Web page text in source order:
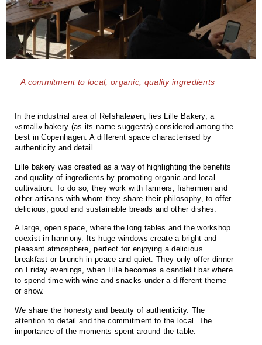
A commitment to local, organic, quality ingredients
In the industrial area of Refshaleøen, lies Lille Bakery, a
«small» bakery (as its name suggests) considered among the
best in Copenhagen. A different space characterised by
authenticity and detail.
Lille bakery was created as a way of highlighting the benefits
and quality of ingredients by promoting organic and local
cultivation. To do so, they work with farmers, fishermen and
other artisans with whom they share their philosophy, to offer
delicious, good and sustainable breads and other dishes.
A large, open space, where the long tables and the workshop
coexist in harmony. Its huge windows create a bright and
pleasant atmosphere, perfect for enjoying a delicious
breakfast or brunch in peace and quiet. They only offer dinner
on Friday evenings, when Lille becomes a candlelit bar where
to spend time with wine and snacks under a different theme
or show.
We share the honesty and beauty of authenticity. The
attention to detail and the commitment to the local. The
importance of the moments spent around the table.